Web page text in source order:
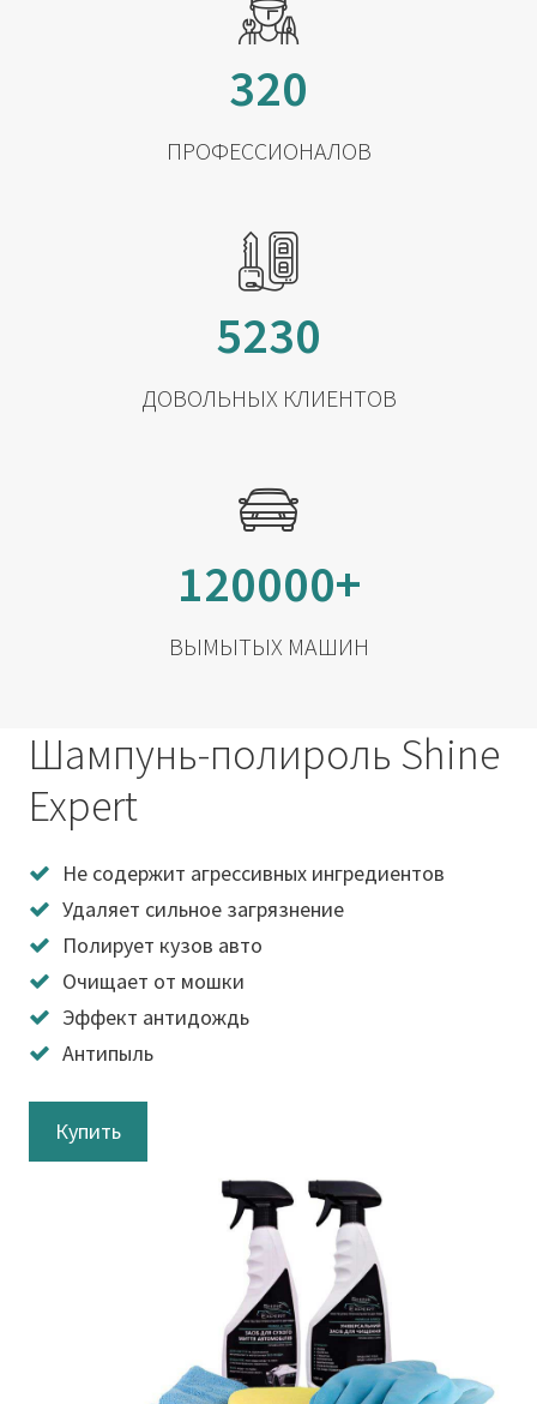
320
ПРОФЕССИОНАЛОВ
5230
ДОВОЛЬНЫХ КЛИЕНТОВ
120000+
ВЫМЫТЫХ МАШИН
Шампунь-полироль Shine
Expert
Не содержит агрессивных ингредиентов
Удаляет сильное загрязнение
Полирует кузов авто
Очищает от мошки
Эффект антидождь
Антипыль
Купить